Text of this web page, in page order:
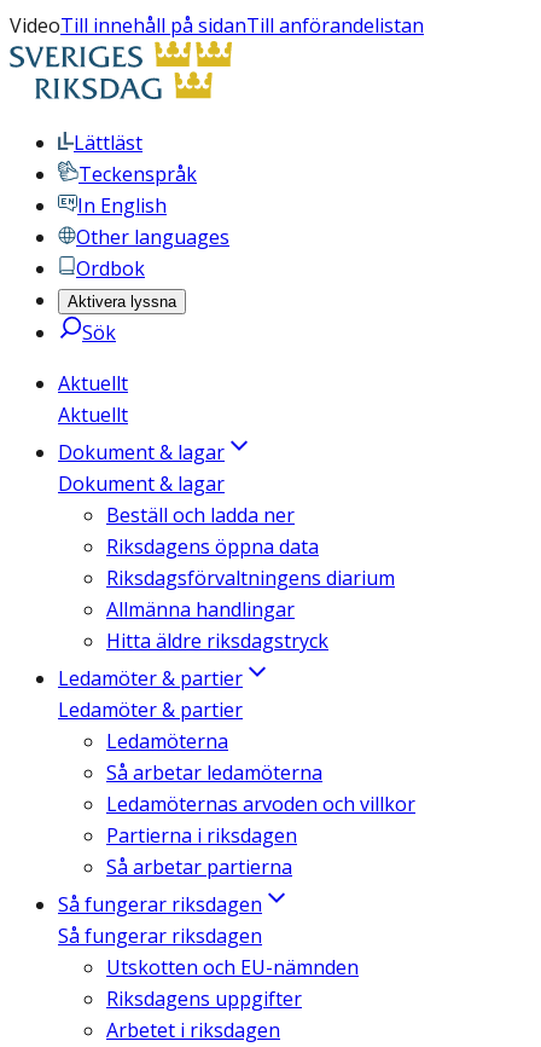
VideoTill innehåll på sidanTill anförandelistan
Lättläst
Teckenspråk
In English
Other languages
Ordbok
Aktivera lyssna
Sök
Aktuellt
Aktuellt
Dokument & lagar
Dokument & lagar
Beställ och ladda ner
Riksdagens öppna data
Riksdagsförvaltningens diarium
Allmänna handlingar
Hitta äldre riksdagstryck
Ledamöter & partier
Ledamöter & partier
Ledamöterna
Så arbetar ledamöterna
Ledamöternas arvoden och villkor
Partierna i riksdagen
Så arbetar partierna
Så fungerar riksdagen
Så fungerar riksdagen
Utskotten och EU-nämnden
Riksdagens uppgifter
Arbetet i riksdagen